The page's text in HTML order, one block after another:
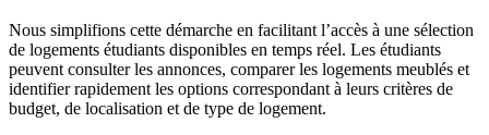
Nous simplifions cette démarche en facilitant l’accès à une sélection
de logements étudiants disponibles en temps réel. Les étudiants
peuvent consulter les annonces, comparer les logements meublés et
identifier rapidement les options correspondant à leurs critères de
budget, de localisation et de type de logement.